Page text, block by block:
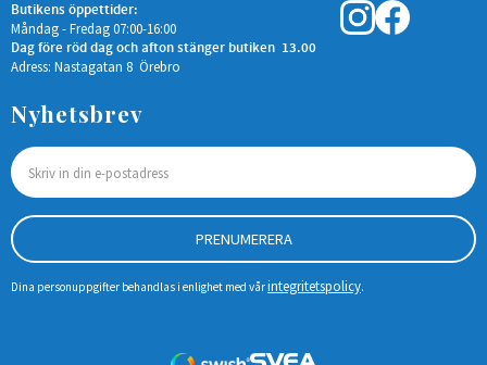
Butikens öppettider:
Måndag - Fredag 07:00-16:00
Dag före röd dag och afton stänger butiken 13.00
Adress: Nastagatan 8 Örebro
Nyhetsbrev
PRENUMERERA
Dina personuppgifter behandlas i enlighet med vårintegritetspolicy.